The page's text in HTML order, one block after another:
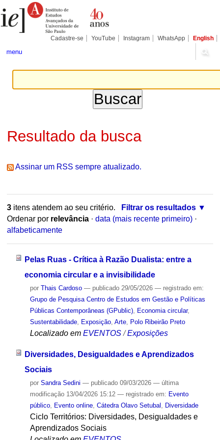
para
conteúdo.
Pessoais
Cadastre-se YouTube Instagram WhatsApp English
menu
Resultado da busca
Assinar um RSS sempre atualizado.
3itens atendem ao seu critério.
Filtrar os resultados
Ordenar por relevância · data (mais recente primeiro) ·
alfabeticamente
Pelas Ruas - Crítica à Razão Dualista: entre a
economia circular e a invisibilidade
por Thais Cardoso — publicado29/05/2026 — registrado em:
Grupo de Pesquisa Centro de Estudos em Gestão e Políticas
Públicas Contemporâneas (GPublic), Economia circular,
Sustentabilidade, Exposição, Arte, Polo Ribeirão Preto
Localizado em EVENTOS /Exposições
Diversidades, Desigualdades e Aprendizados
Sociais
por Sandra Sedini — publicado09/03/2026 — última
modificação13/04/2026 15:12 — registrado em: Evento
público, Evento online, Cátedra Olavo Setubal Diversidade
Ciclo Territórios: Diversidades, Desigualdades e
Aprendizados Sociais